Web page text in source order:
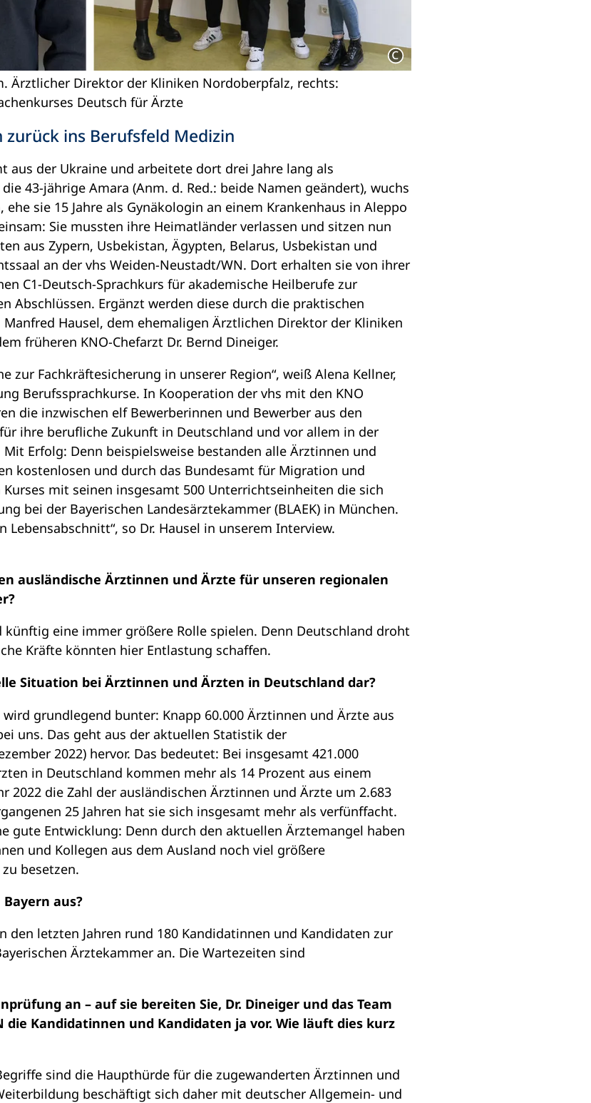
Ärztlicher Direktor der Kliniken Nordoberpfalz, rechts:
Deutsch für Ärzte
ins Berufsfeld Medizin
aus der Ukraine und arbeitete dort drei Jahre lang als
43-jährige Amara (Anm. d. Red.: beide Namen geändert), wuchs
sie 15 Jahre als Gynäkologin an einem Krankenhaus in Aleppo
Sie mussten ihre Heimatländer verlassen und sitzen nun
aus Zypern, Usbekistan, Ägypten, Belarus, Usbekistan und
an der vhs Weiden-Neustadt/WN. Dort erhalten sie von ihrer
C1-Deutsch-Sprachkurs für akademische Heilberufe zur
Abschlüssen. Ergänzt werden diese durch die praktischen
Manfred Hausel, dem ehemaligen Ärztlichen Direktor der Kliniken
früheren KNO-Chefarzt Dr. Bernd Dineiger.
zur Fachkräftesicherung in unserer Region“, weiß Alena Kellner,
Berufssprachkurse. In Kooperation der vhs mit den KNO
die inzwischen elf Bewerberinnen und Bewerber aus den
ihre berufliche Zukunft in Deutschland und vor allem in der
Erfolg: Denn beispielsweise bestanden alle Ärztinnen und
kostenlosen und durch das Bundesamt für Migration und
mit seinen insgesamt 500 Unterrichtseinheiten die sich
bei der Bayerischen Landesärztekammer (BLAEK) in München.
Lebensabschnitt“, so Dr. Hausel in unserem Interview.
ausländische Ärztinnen und Ärzte für unseren regionalen
künftig eine immer größere Rolle spielen. Denn Deutschland droht
Kräfte könnten hier Entlastung schaffen.
Situation bei Ärztinnen und Ärzten in Deutschland dar?
grundlegend bunter: Knapp 60.000 Ärztinnen und Ärzte aus
uns. Das geht aus der aktuellen Statistik der
2022) hervor. Das bedeutet: Bei insgesamt 421.000
in Deutschland kommen mehr als 14 Prozent aus einem
2022 die Zahl der ausländischen Ärztinnen und Ärzte um 2.683
25 Jahren hat sie sich insgesamt mehr als verfünffacht.
gute Entwicklung: Denn durch den aktuellen Ärztemangel haben
und Kollegen aus dem Ausland noch viel größere
besetzen.
aus?
den letzten Jahren rund 180 Kandidatinnen und Kandidaten zur
Ärztekammer an. Die Wartezeiten sind
an – auf sie bereiten Sie, Dr. Dineiger und das Team
die Kandidatinnen und Kandidaten ja vor. Wie läuft dies kurz
sind die Haupthürde für die zugewanderten Ärztinnen und
beschäftigt sich daher mit deutscher Allgemein- und